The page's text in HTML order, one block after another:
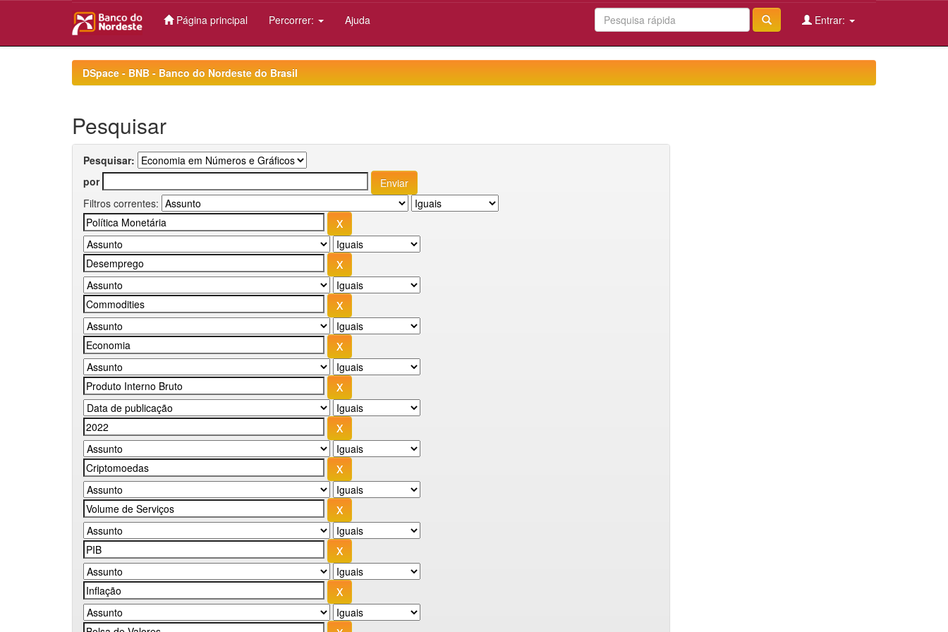
Página principal Percorrer: Ajuda Entrar:
DSpace - BNB - Banco do Nordeste do Brasil
Pesquisar
Pesquisar:
por
Filtros correntes: